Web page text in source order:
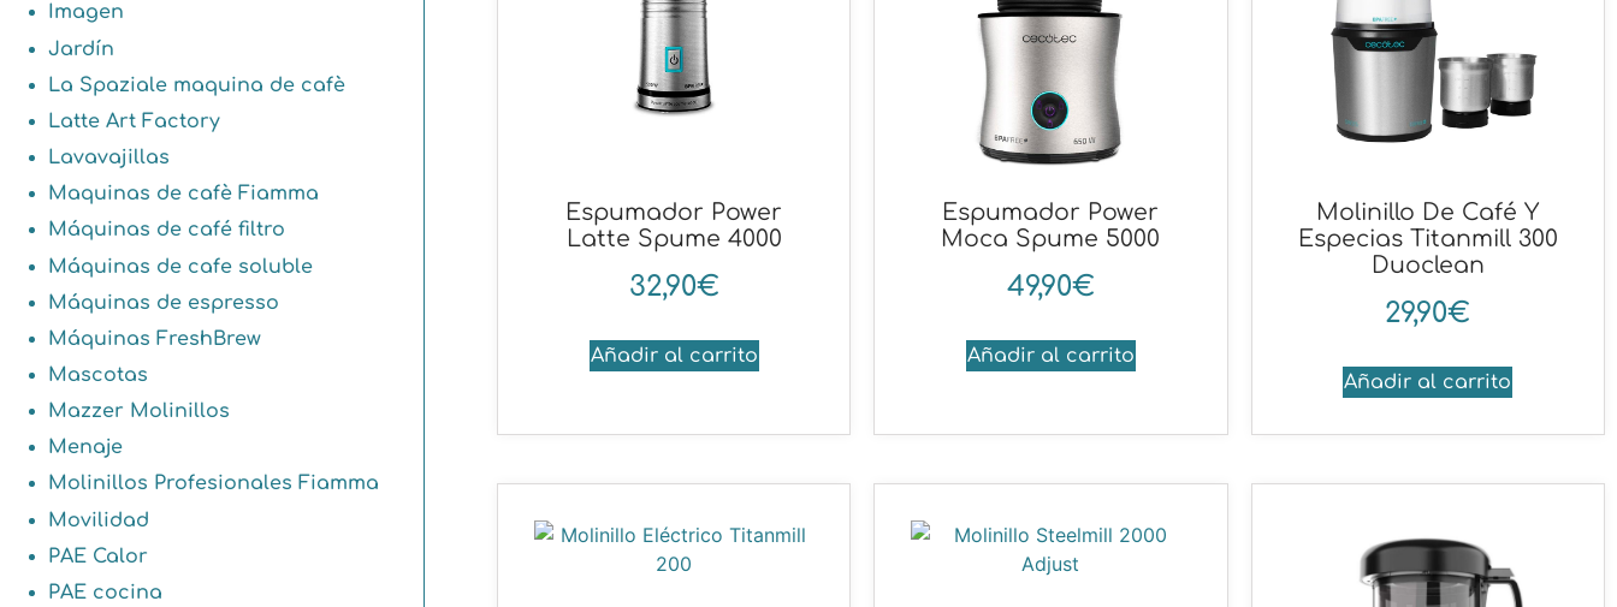
Imagen
Jardín
La Spaziale maquina de cafè
Latte Art Factory
Lavavajillas
Maquinas de cafè Fiamma
Máquinas de café filtro
Máquinas de cafe soluble
Máquinas de espresso
Máquinas FreshBrew
Mascotas
Mazzer Molinillos
Menaje
Molinillos Profesionales Fiamma
Movilidad
PAE Calor
PAE cocina
Espumador Power
Latte Spume 4000
32,90€
Añadir al carrito
Espumador Power
Moca Spume 5000
49,90€
Añadir al carrito
Molinillo De Café Y
Especias Titanmill 300
Duoclean
29,90€
Añadir al carrito